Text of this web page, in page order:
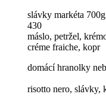
slávky markéta
430
máslo, petržel,
créme fraiche, kopr
domácí hranolky
risotto nero, slávky,